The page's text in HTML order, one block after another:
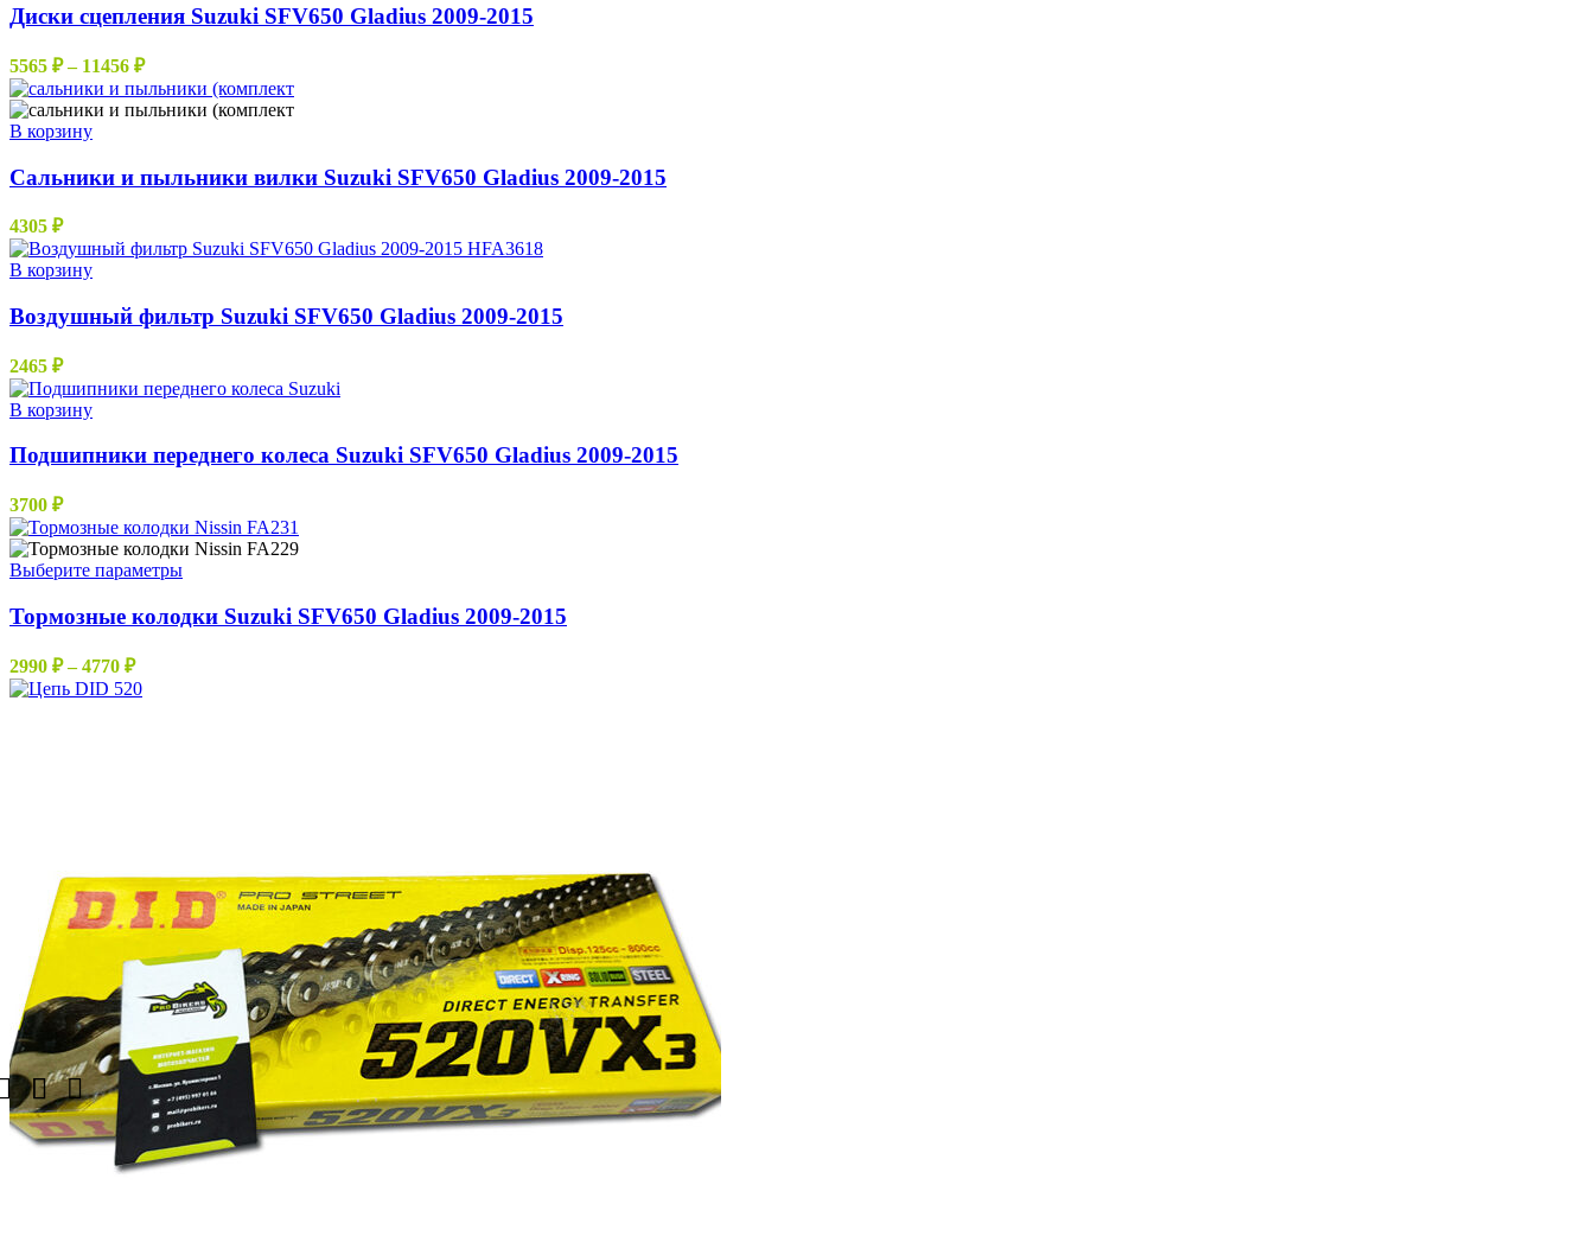
имеет
несколько
можно
выбрать
товара.
Диски сцепления Suzuki SFV650 Gladius 2009-2015
5565 ₽ – 11456 ₽Диапазон
цен:
5565 ₽
В корзину
Сальники и пыльники вилки Suzuki SFV650 Gladius 2009-2015
4305 ₽
В корзину
Воздушный фильтр Suzuki SFV650 Gladius 2009-2015
2465 ₽
В корзину
Подшипники переднего колеса Suzuki SFV650 Gladius 2009-2015
3700 ₽
Выберите параметрыЭтот
имеет
несколько
Тормозные колодки Suzuki SFV650 Gladius 2009-2015
2990 ₽ – 4770 ₽Диапазон
цен: